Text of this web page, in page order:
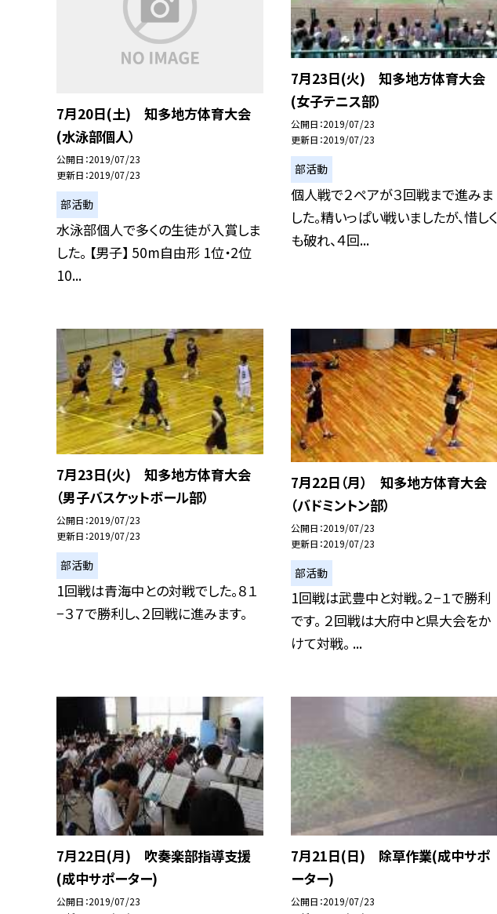
7月20日(土) 知多地方体育大会
(水泳部個人）
公開日 2019/07/23
更新日 2019/07/23
部活動
水泳部個人で多くの生徒が入賞しま
した。 【男子】 50m自由形 1位・2位
10...
7月23日(火) 知多地方体育大会
(女子テニス部）
公開日 2019/07/23
更新日 2019/07/23
部活動
個人戦で２ペアが３回戦まで進みま
した。精いっぱい戦いましたが、惜しく
も破れ、４回...
7月23日(火) 知多地方体育大会
（男子バスケットボール部）
公開日 2019/07/23
更新日 2019/07/23
部活動
1回戦は青海中との対戦でした。８１
−３７で勝利し、２回戦に進みます。
7月22日（月） 知多地方体育大会
（バドミントン部）
公開日 2019/07/23
更新日 2019/07/23
部活動
1回戦は武豊中と対戦。２−１で勝利
です。 ２回戦は大府中と県大会をか
けて対戦。 ...
7月22日(月) 吹奏楽部指導支援
(成中サポーター)
公開日 2019/07/23
7月21日(日) 除草作業(成中サポ
ーター)
公開日 2019/07/23